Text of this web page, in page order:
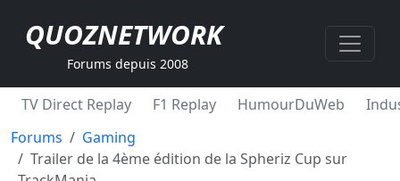
QUOZNETWORK
Forums depuis 2008
TV Direct Replay F1 Replay HumourDuWeb
Forums
Gaming
Trailer de la 4ème édition de la Spheriz Cup sur